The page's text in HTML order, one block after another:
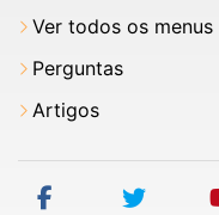
Ver todos os menus
Perguntas
Artigos
facebooktwitter